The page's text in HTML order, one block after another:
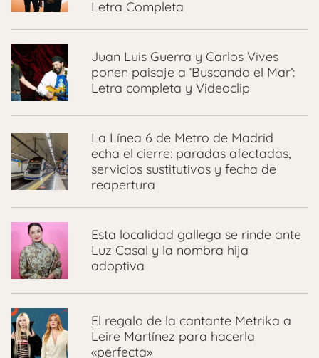
Letra Completa
Juan Luis Guerra y Carlos Vives
ponen paisaje a ‘Buscando el Mar’:
Letra completa y Videoclip
La Línea 6 de Metro de Madrid
echa el cierre: paradas afectadas,
servicios sustitutivos y fecha de
reapertura
Esta localidad gallega se rinde ante
Luz Casal y la nombra hija
adoptiva
El regalo de la cantante Metrika a
Leire Martínez para hacerla
«perfecta»